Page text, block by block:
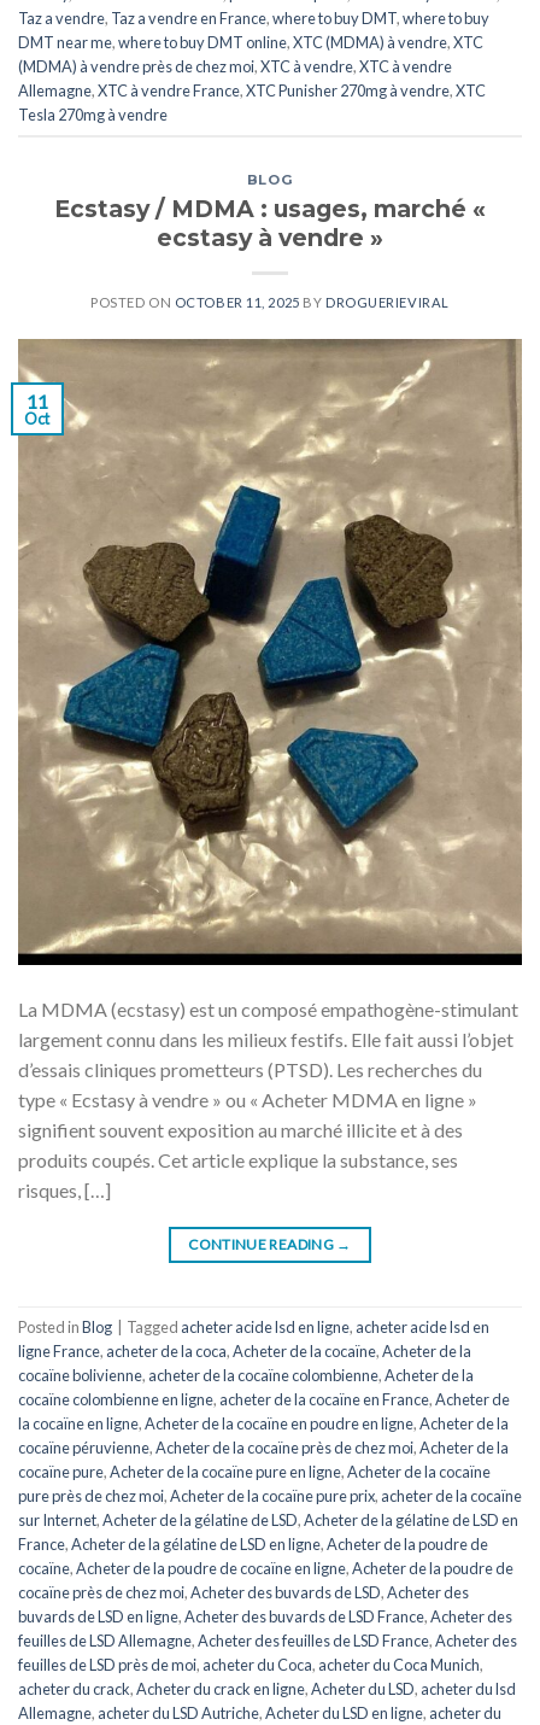
Taz a vendre, Taz a vendre en France,where to buy DMT,where to buy
DMT near me,where to buy DMT online,XTC (MDMA) à vendre,XTC
(MDMA) à vendre près de chez moi,XTC ​​​​​​​​​​​​​à vendre,XTC ​​​​​​​​​​​​​à vendre
Allemagne,XTC ​​​​​​​​​​​​​à vendre France,XTC Punisher 270mg à vendre,XTC
Tesla 270mg à vendre
BLOG
Ecstasy / MDMA : usages, marché «
ecstasy à vendre »
POSTED ON OCTOBER 11, 2025 BY DROGUERIEVIRAL
11
Oct
La MDMA (ecstasy) est un composé empathogène-stimulant
largement connu dans les milieux festifs. Elle fait aussi l’objet
d’essais cliniques prometteurs (PTSD). Les recherches du
type « Ecstasy à vendre » ou « Acheter MDMA en ligne »
signifient souvent exposition au marché illicite et à des
produits coupés. Cet article explique la substance, ses
risques, […]
CONTINUE READING →
Posted inBlog Tagged acheter acide lsd en ligne, acheter acide lsd en
ligne France, acheter de la coca,Acheter de la cocaïne,Acheter de la
cocaïne bolivienne, acheter de la cocaïne colombienne,Acheter de la
cocaïne colombienne en ligne, acheter de la cocaïne en France,Acheter de
la cocaïne en ligne,Acheter de la cocaïne en poudre en ligne,Acheter de la
cocaïne péruvienne,Acheter de la cocaïne près de chez moi,Acheter de la
cocaïne pure,Acheter de la cocaïne pure en ligne,Acheter de la cocaïne
pure près de chez moi,Acheter de la cocaïne pure prix, acheter de la cocaïne
sur Internet,Acheter de la gélatine de LSD,Acheter de la gélatine de LSD en
France,Acheter de la gélatine de LSD en ligne,Acheter de la poudre de
cocaïne,Acheter de la poudre de cocaïne en ligne,Acheter de la poudre de
cocaïne près de chez moi,Acheter des buvards de LSD,Acheter des
buvards de LSD en ligne,Acheter des buvards de LSD France,Acheter des
feuilles de LSD Allemagne,Acheter des feuilles de LSD France,Acheter des
feuilles de LSD près de moi, acheter du Coca, acheter du Coca Munich,
acheter du crack,Acheter du crack en ligne,Acheter du LSD, acheter du lsd
Allemagne, acheter du LSD Autriche,Acheter du LSD en ligne, acheter du